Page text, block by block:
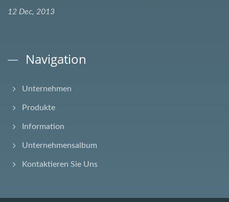
12 Dec, 2013
Navigation
Unternehmen
Produkte
Information
Unternehmensalbum
Kontaktieren Sie Uns